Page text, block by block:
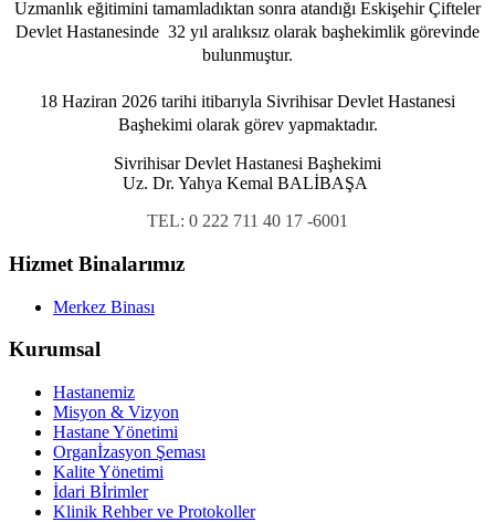
Uzmanlık eğitimini tamamladıktan sonra atandığı Eskişehir Çifteler
Devlet Hastanesinde 32 yıl aralıksız olarak başhekimlik görevinde
bulunmuştur.
18 Haziran 2026 tarihi itibarıyla Sivrihisar Devlet Hastanesi
Başhekimi olarak görev yapmaktadır.
Sivrihisar Devlet Hastanesi Başhekimi
Uz. Dr. Yahya Kemal BALİBAŞA
TEL: 0 222 711 40 17 -6001
Hizmet Binalarımız
Merkez Binası
Kurumsal
Hastanemiz
Misyon & Vizyon
Hastane Yönetimi
Organİzasyon Şeması
Kalite Yönetimi
İdari Bİrimler
Klinik Rehber ve Protokoller